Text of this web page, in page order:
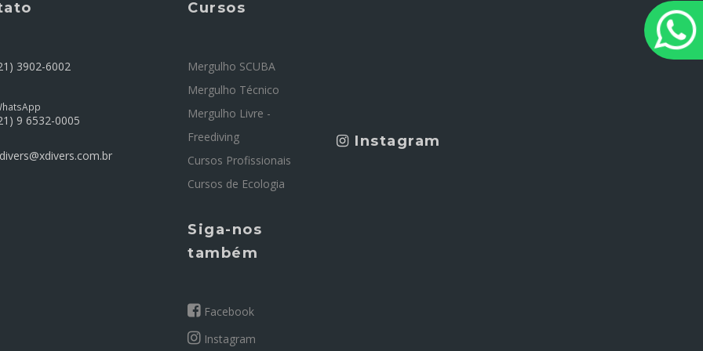
3902-6002
9 6532-0005
Cursos
Mergulho SCUBA
Mergulho Técnico
Mergulho Livre -
Freediving
Cursos Profissionais
Cursos de Ecologia
Siga-nos
também
Facebook
Instagram
Instagram